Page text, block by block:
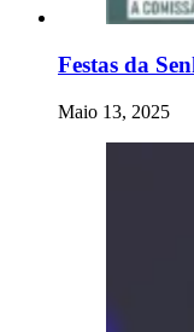
Festas da
Maio 13, 2025